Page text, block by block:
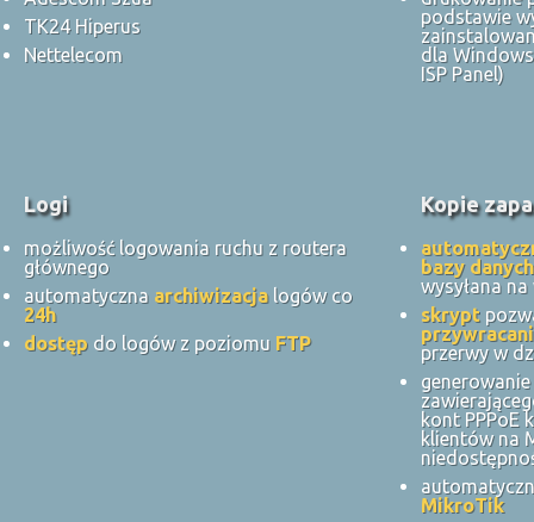
TK24 Hiperus
Nettelecom
podstawie
dla
ISP Panel)
Logi
możliwość logowania ruchu z routera
głównego
automatyczna archiwizacjalogów co
24h
dostęp do logów z poziomu FTP
Kopie
bazy danych
wysyłana
skrypt
przerwy w
kont PPPoE
klientów na
MikroTik